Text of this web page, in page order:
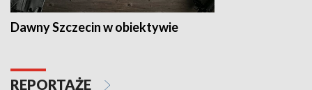
Dawny Szczecin w obiektywie
REPORTAŻE